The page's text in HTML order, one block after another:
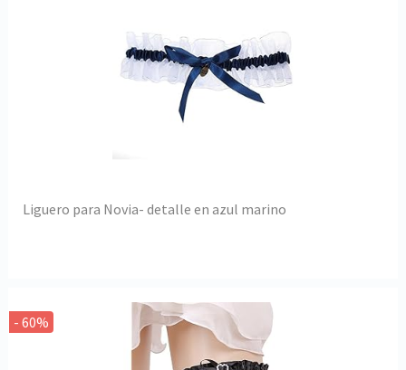
Liguero para Novia- detalle en azul marino
- 60%